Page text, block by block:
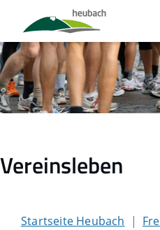
Vereinsleben
Startseite Heubach